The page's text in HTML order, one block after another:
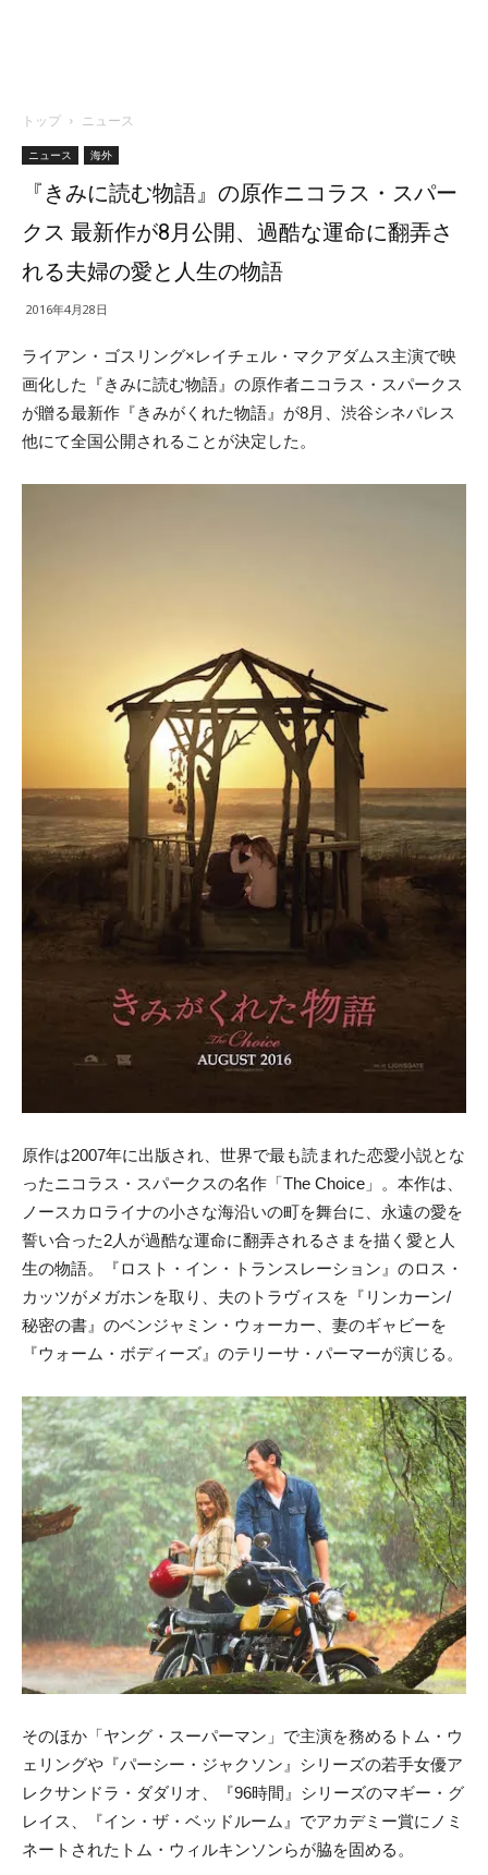
トップ ニュース
ニュース 海外
『きみに読む物語』の原作ニコラス・スパー
クス 最新作が8月公開、過酷な運命に翻弄さ
れる夫婦の愛と人生の物語
2016年4月28日
ライアン・ゴスリング×レイチェル・マクアダムス主演で映
画化した『きみに読む物語』の原作者ニコラス・スパークス
が贈る最新作『きみがくれた物語』が8月、渋谷シネパレス
他にて全国公開されることが決定した。
原作は2007年に出版され、世界で最も読まれた恋愛小説とな
ったニコラス・スパークスの名作「The Choice」。本作は、
ノースカロライナの小さな海沿いの町を舞台に、永遠の愛を
誓い合った2人が過酷な運命に翻弄されるさまを描く愛と人
生の物語。『ロスト・イン・トランスレーション』のロス・
カッツがメガホンを取り、夫のトラヴィスを『リンカーン/
秘密の書』のベンジャミン・ウォーカー、妻のギャビーを
『ウォーム・ボディーズ』のテリーサ・パーマーが演じる。
そのほか「ヤング・スーパーマン」で主演を務めるトム・ウ
ェリングや『パーシー・ジャクソン』シリーズの若手女優ア
レクサンドラ・ダダリオ、『96時間』シリーズのマギー・グ
レイス、『イン・ザ・ベッドルーム』でアカデミー賞にノミ
ネートされたトム・ウィルキンソンらが脇を固める。